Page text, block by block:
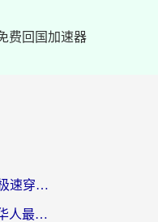
费回国加速器
海外党必看：ChickCN和极速穿梭VPN好用吗？3招教你选对回国加速器无缝刷国内资源
斧牛和light哪个好？海外华人最关心的回国加速器选择难题，一篇讲透